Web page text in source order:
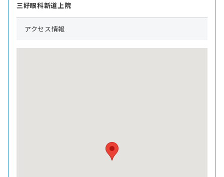
三好眼科新道上院
アクセス情報